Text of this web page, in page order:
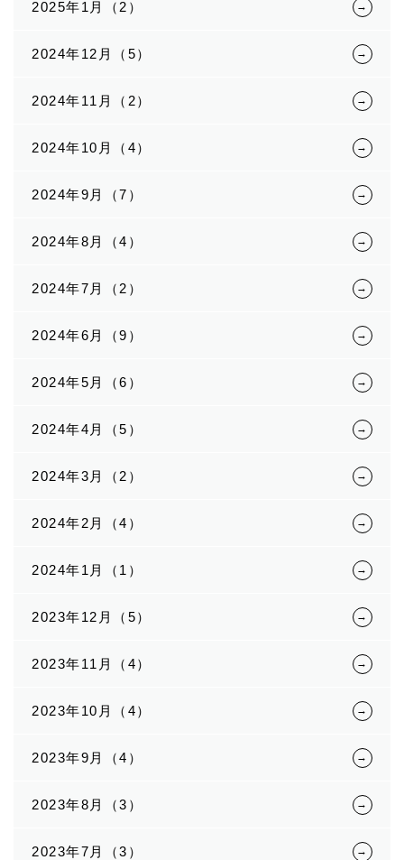
2025年1月（2）
2024年12月（5）
2024年11月（2）
2024年10月（4）
2024年9月（7）
2024年8月（4）
2024年7月（2）
2024年6月（9）
2024年5月（6）
2024年4月（5）
2024年3月（2）
2024年2月（4）
2024年1月（1）
2023年12月（5）
2023年11月（4）
2023年10月（4）
2023年9月（4）
2023年8月（3）
2023年7月（3）